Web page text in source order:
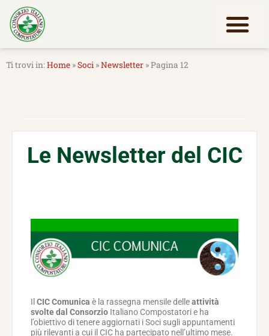
contenuto
Home »Soci »Newsletter »Pagina 12
Le Newsletter del CIC
Il CIC Comunica è la rassegna mensile delleattività
svolte dal Consorzio Italiano Compostatori e ha
l’obiettivo di tenere aggiornati i Soci sugli appuntamenti
più rilevanti a cui il CIC ha partecipato nell’ultimo mese.